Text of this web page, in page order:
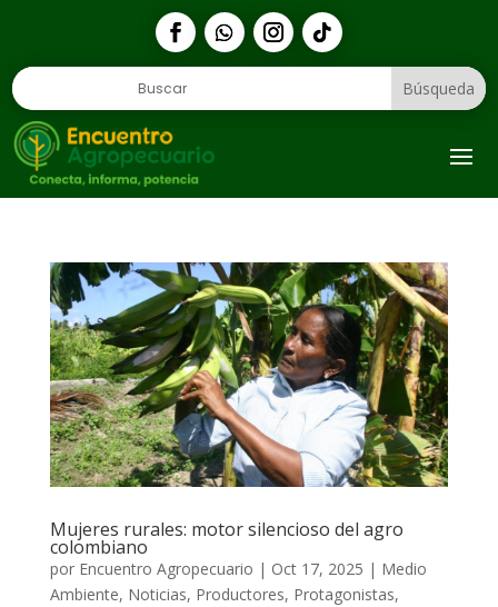
Mujeres rurales: motor silencioso del agro
colombiano
por Encuentro Agropecuario | Oct 17, 2025 | Medio
Ambiente, Noticias, Productores, Protagonistas,